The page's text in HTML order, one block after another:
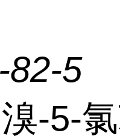
82-5
-5-